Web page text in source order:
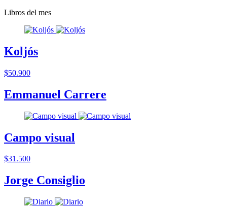
Libros del mes
Koljós
$50.900
Emmanuel Carrere
Campo visual
$31.500
Jorge Consiglio